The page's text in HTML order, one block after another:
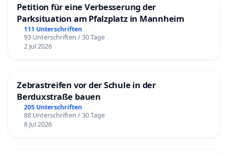
Petition für eine Verbesserung der
Parksituation am Pfalzplatz in Mannheim
111 Unterschriften
93 Unterschriften / 30 Tage
2 Jul 2026
Zebrastreifen vor der Schule in der
Berduxstraße bauen
205 Unterschriften
88 Unterschriften / 30 Tage
8 Jul 2026